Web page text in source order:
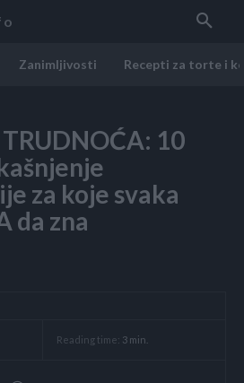
Zanimljivosti Recepti za torte i
10
za koje svaka
da zna
Reading time: 3 min.